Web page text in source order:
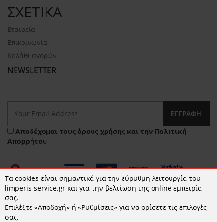
ΣΧΕΤΙΚΑ
Εταιρεία
Επικοινωνία
Καλάθι αγορών
NEWSLETTER
ΕΓΓΡΑΦΉ
Αποδέχομαι τους όρους χρήσης και την Πολιτική
Απορρήτου
© 2026 limperis-service.gr | Κατασκευή ιστοσελίδων -
Τα cookies είναι σημαντικά για την εύρυθμη λειτουργία του
limperis-service.gr και για την βελτίωση της online εμπειρία
σας.
Επιλέξτε «Αποδοχή» ή «Ρυθμίσεις» για να ορίσετε τις επιλογές
σας.